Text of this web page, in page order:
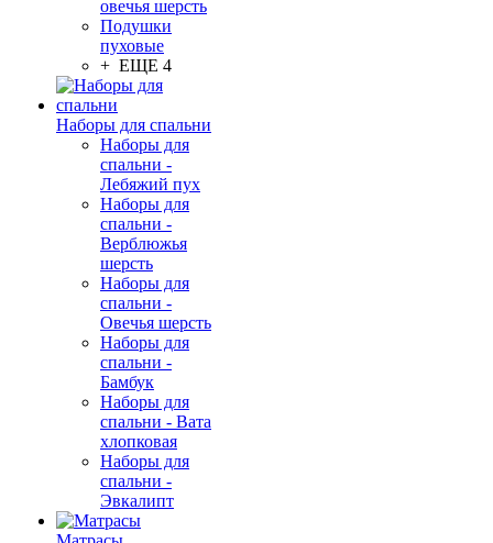
овечья шерсть
Подушки
пуховые
+ ЕЩЕ 4
Наборы для спальни
Наборы для
спальни -
Лебяжий пух
Наборы для
спальни -
Верблюжья
шерсть
Наборы для
спальни -
Овечья шерсть
Наборы для
спальни -
Бамбук
Наборы для
спальни - Вата
хлопковая
Наборы для
спальни -
Эвкалипт